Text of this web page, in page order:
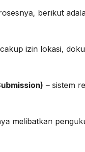
berikut
izin lokasi,
– sistem
melibatkan